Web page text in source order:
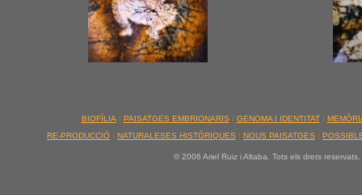
BIOFÍLIA | PAISATGES EMBRIONARIS | GENOMA I IDENTITAT|
RE-PRODUCCIÓ | NATURALESES HISTÒRIQUES | NOUS PAISATGES |
© 2006 Ariel Ruiz i Altaba. Tots els drets reservats.